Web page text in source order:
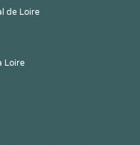
de Loire
Loire